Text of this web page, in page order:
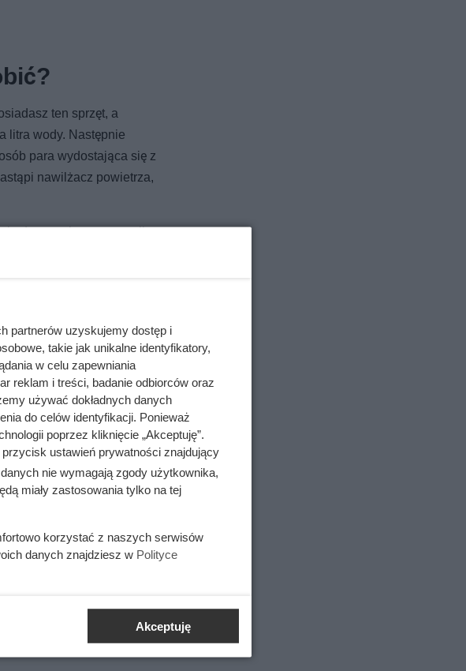
ten sprzęt, a
litra wody. Następnie
para wydostająca się z
nawilżacz powietrza,
domowej aromaterapii
ulubionego olejku
właściwości
partnerów uzyskujemy dostęp i
takie jak unikalne identyfikatory,
w celu zapewniania
reklam i treści, badanie odbiorców oraz
używać dokładnych danych
do celów identyfikacji. Ponieważ
poprzez kliknięcie „Akceptuję”.
ustawień prywatności znajdujący
nie wymagają zgody użytkownika,
miały zastosowania tylko na tej
korzystać z naszych serwisów
danych znajdziesz w Polityce
Akceptuję